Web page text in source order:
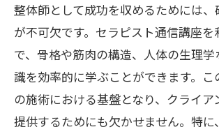
学んだ知識を実践に移すた
通信講座を通じて得たスキ
整体師としてのキャリアア
通信講座修了後に取るべき
ラン
整体師として成功を収めるためには
が不可欠です。セラピスト通信講座を
で、骨格や筋肉の構造、人体の生理
識を効率的に学ぶことができます。こ
の施術における基盤となり、クライア
提供するためにも欠かせません。特に